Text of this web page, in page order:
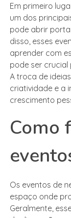
Em primeiro
um dos
pode abrir
disso, esses
aprender com
pode ser crucial
A troca de
criatividade e a
crescimento
Como
Os eventos de
espaço onde
Geralmente,